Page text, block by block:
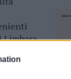
Limbara